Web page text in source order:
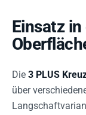
Einsatz in
Die 3 PLUS
über